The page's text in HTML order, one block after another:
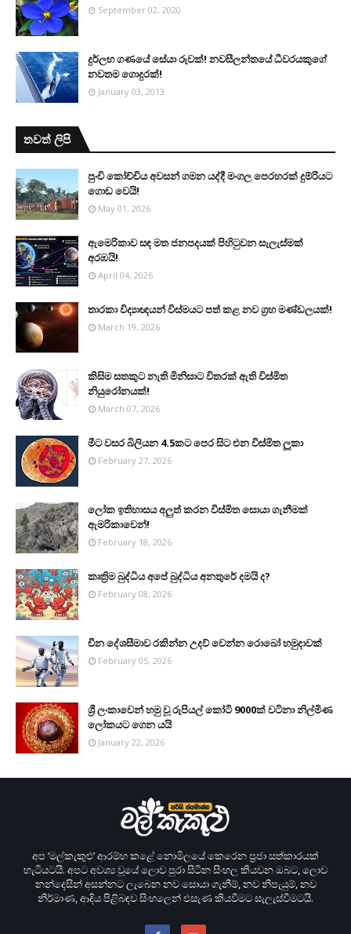
September 02, 2020
දුර්ලභ ගණයේ සේයා රුවක්! නවසීලන්තයේ ධීවරයකුගේ
නවතම ගොදුරක්!
January 03, 2013
තවත් ලිපි
පුංචි කෝච්චිය අවසන් ගමන යද්දී මංගල පෙරහරක් දුම්රියට
ගොඩ වෙයි!
May 01, 2026
ඇමෙරිකාව සඳ මත ජනපදයක් පිහිටුවන සැලැස්මක්
අරඹයි!
April 04, 2026
තාරකා විද්‍යාඥයන් විස්මයට පත් කළ නව ග්‍රහ මණ්ඩලයක්!
March 19, 2026
කිසිම සතකුට නැති මිනිසාට විතරක් ඇති විස්මිත
නියුරෝනයක්!
March 07, 2026
මීට වසර බිලියන 4.5කට පෙර සිට එන විස්මිත ලූකා
February 27, 2026
ලෝක ඉතිහාසය අලුත් කරන විස්මිත සොයා ගැනීමක්
ඇමරිකාවෙන්!
February 18, 2026
කෘත්‍රිම බුද්ධිය අපේ බුද්ධිය අනතුරේ දමයි ද?
February 08, 2026
චීන දේශසීමාව රකින්න උදව් වෙන්න රොබෝ හමුදාවක්
February 05, 2026
ශ්‍රී ලංකාවෙන් හමු වූ රුපියල් කෝටි 9000ක් වටිනා නිල්මිණ
ලෝකයට ගෙන යයි
January 22, 2026
අප ‘මල්කැකුළු’ ආරම්භ කළේ නොමිලයේ කෙරෙන ප‍්‍රජා සත්කාරයක්
හැටියටයි. අපට අවශ්‍ය වූයේ ලොව පුරා සිටින සිංහල කියවන ඔබට, ලොව
නන්දෙසින් අසන්නට ලැබෙන නව සොයා ගැනීම්, නව නිපැයුම්, නව
නිර්මාණ, ආදිය පිළිබඳව සිංහලෙන් එසැණ කියවීමට සැලැස්වීමටයි.